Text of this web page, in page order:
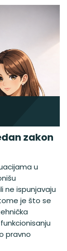
zakon
u
ne ispunjavaju
je što se
pravno